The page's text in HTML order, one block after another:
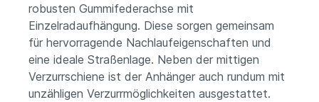
robusten Gummifederachse mit
Einzelradaufhängung. Diese sorgen gemeinsam
für hervorragende Nachlaufeigenschaften und
eine ideale Straßenlage. Neben der mittigen
Verzurrschiene ist der Anhänger auch rundum mit
unzähligen Verzurrmöglichkeiten ausgestattet.